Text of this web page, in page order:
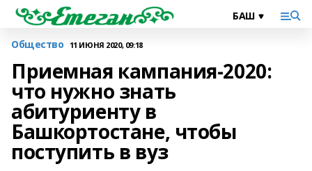
Общество 11 ИЮНЯ 2020, 09:18
Приемная кампания-2020:
что нужно знать
абитуриенту в
Башкортостане, чтобы
поступить в вуз